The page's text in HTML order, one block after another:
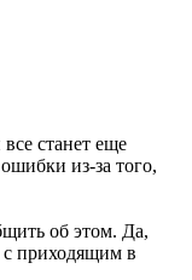
станет еще
из-за того,
об этом. Да,
с приходящим в